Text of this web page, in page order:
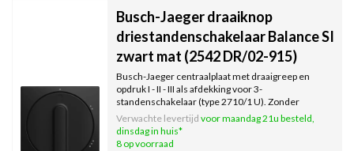
Busch-Jaeger draaiknop
driestandenschakelaar Balance SI
zwart mat (2542 DR/02-915)
Busch-Jaeger centraalplaat met draaigreep en
opdruk I - II - III als afdekking voor 3-
standenschakelaar (type 2710/1 U). Zonder
nulstand. Exclusief binnenwerk en afdekraam.
Serie: Balance SI, kleur: zwart mat.
Verwachte levertijd voor maandag 21u besteld,
dinsdag in huis*
8 op voorraad